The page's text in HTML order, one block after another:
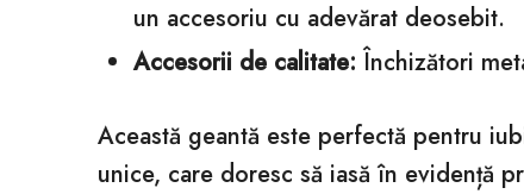
un accesoriu cu adevărat deosebit.
Accesorii de calitate: Închizători
Această geantă este perfectă pentru
unice, care doresc să iasă în evidență